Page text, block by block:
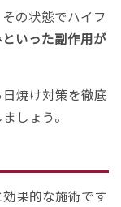
の状態でハイフ
いった副作用が
焼け対策を徹底
しょう。
果的な施術です